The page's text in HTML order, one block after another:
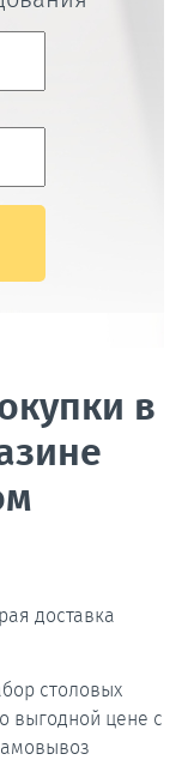
в
доставка
столовых
выгодной цене с